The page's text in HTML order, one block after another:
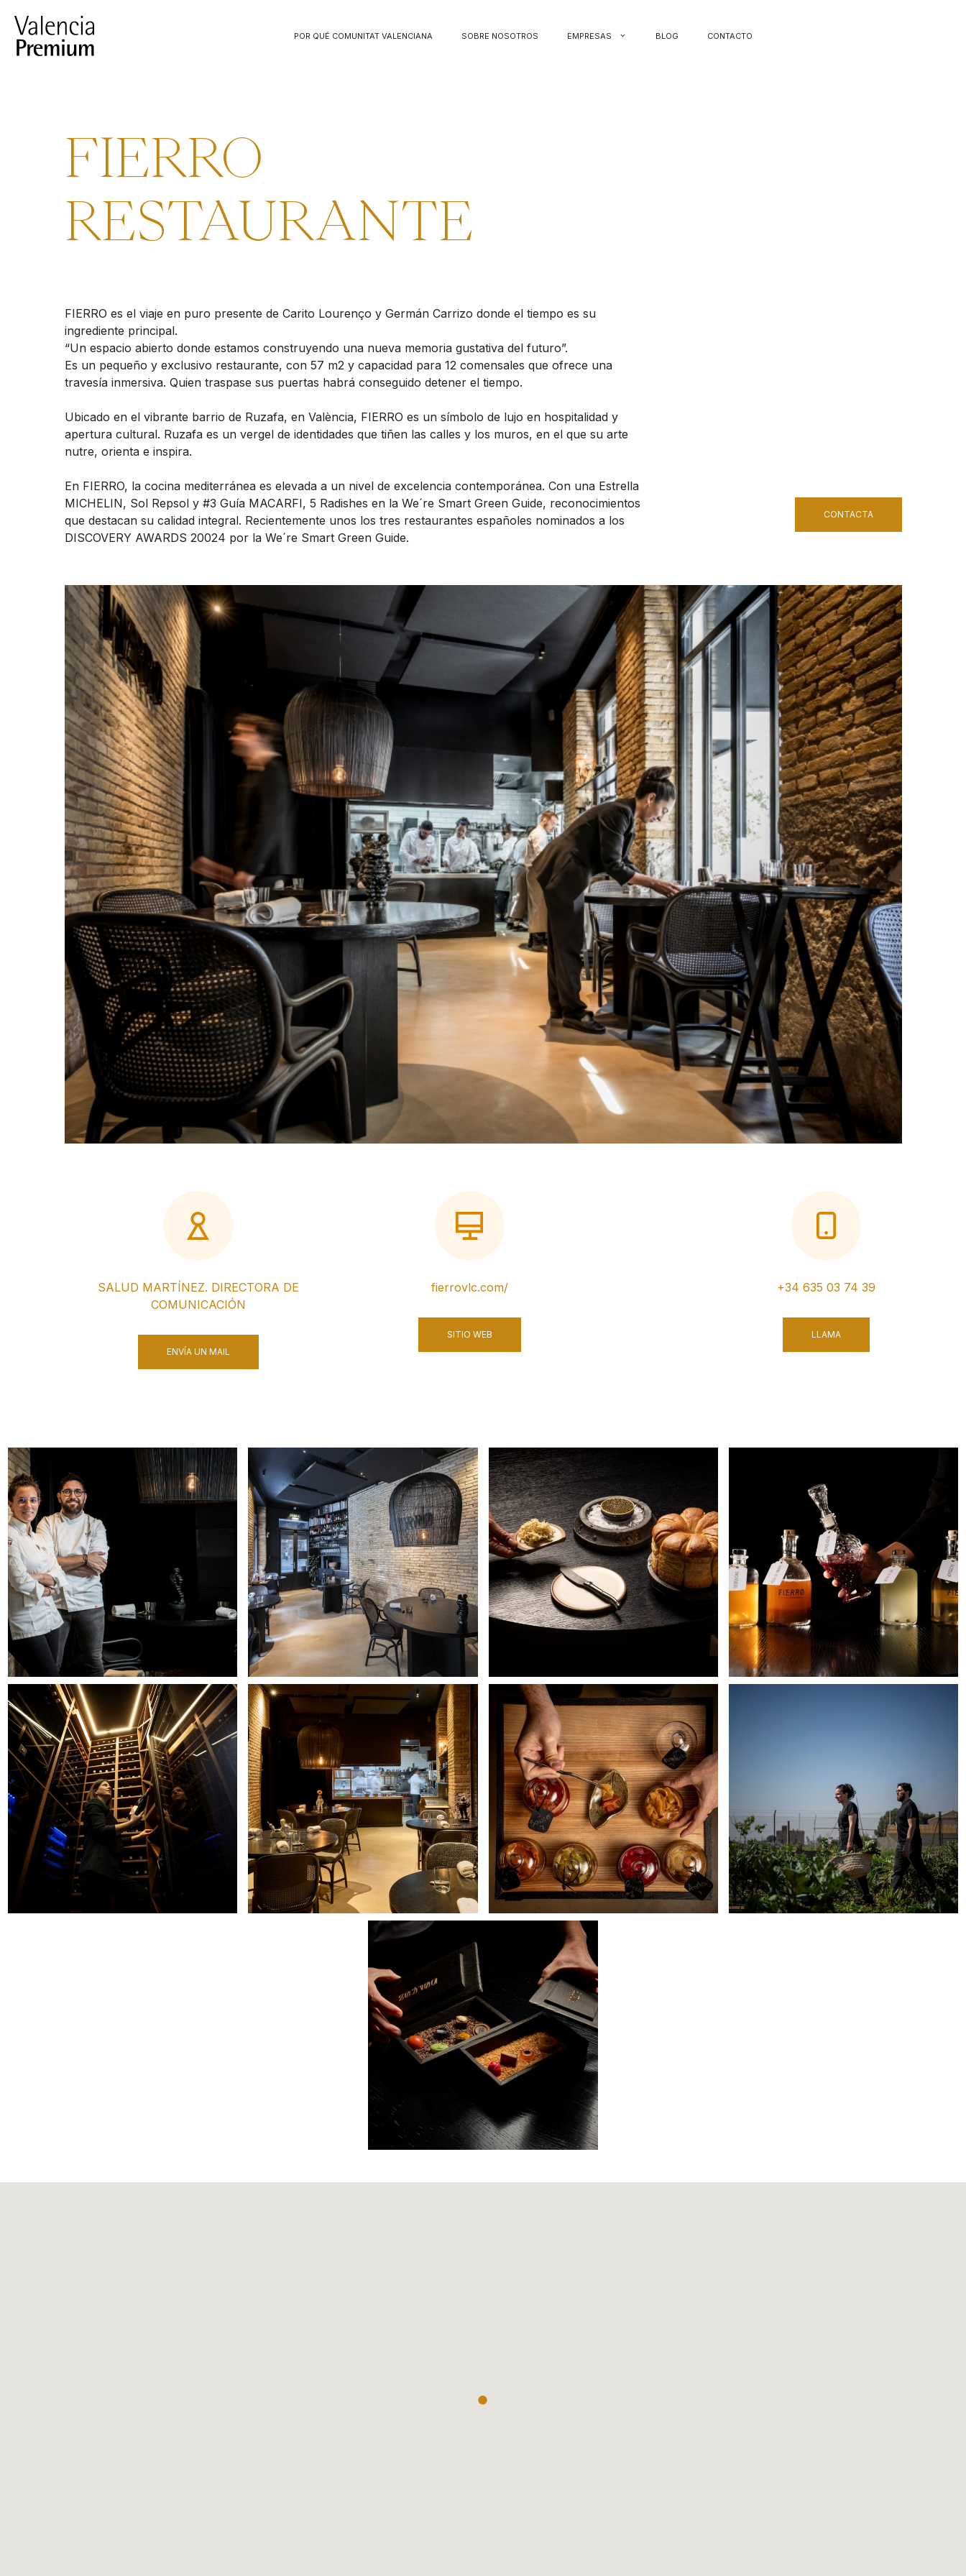
contenido
POR QUÉ COMUNITAT VALENCIANA SOBRE NOSOTROS EMPRESAS BLOG CONTACTO
FIERRO
RESTAURANTE
FIERRO es el viaje en puro presente de Carito Lourenço y Germán Carrizo donde el tiempo es su
ingrediente principal.
“Un espacio abierto donde estamos construyendo una nueva memoria gustativa del futuro”.
Es un pequeño y exclusivo restaurante, con 57 m2 y capacidad para 12 comensales que ofrece una
travesía inmersiva. Quien traspase sus puertas habrá conseguido detener el tiempo.
Ubicado en el vibrante barrio de Ruzafa, en València, FIERRO es un símbolo de lujo en hospitalidad y
apertura cultural. Ruzafa es un vergel de identidades que tiñen las calles y los muros, en el que su arte
nutre, orienta e inspira.
En FIERRO, la cocina mediterránea es elevada a un nivel de excelencia contemporánea. Con una Estrella
MICHELIN, Sol Repsol y #3 Guía MACARFI, 5 Radishes en la We´re Smart Green Guide, reconocimientos
que destacan su calidad integral. Recientemente unos los tres restaurantes españoles nominados a los
DISCOVERY AWARDS 20024 por la We´re Smart Green Guide.
CONTACTA
SALUD MARTÍNEZ. DIRECTORA DE
COMUNICACIÓN
ENVÍA UN MAIL
fierrovlc.com/
SITIO WEB
+34 635 03 74 39
LLAMA